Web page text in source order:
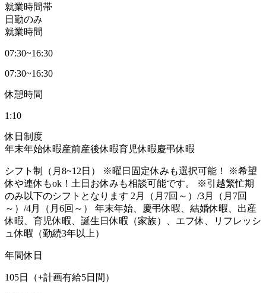
就業時間帯
日勤のみ
就業時間
07:30~16:30
07:30~16:30
休憩時間
1:10
休日制度
年末年始休暇産前産後休暇育児休暇慶弔休暇
シフト制（月8~12日） ※曜日固定休みも選択可能！ ※希望
休や連休もok！土日お休みも相談可能です。 ※引越繁忙期
のみ以下のシフトとなります 2月（月7回～）/3月（月7回
～）/4月（月6回～） 年末年始、慶弔休暇、結婚休暇、出産
休暇、育児休暇、誕生日休暇（家族）、エフ休、リフレッシ
ュ休暇（勤続3年以上）
年間休日
105日（+計画有給5日間）